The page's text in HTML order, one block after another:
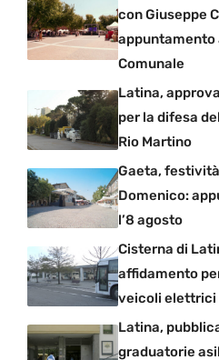
con Giuseppe
appuntamento
Comunale
Latina,
per la difesa
Rio Martino
Gaeta,
Domenico:
l’8 agosto
Cisterna di
affidamento
veicoli elettrici
Latina,
graduatorie